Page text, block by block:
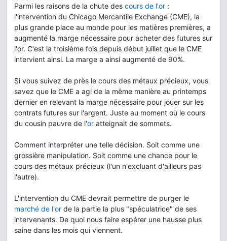
Parmi les raisons de la chute des cours de l'or :
l'intervention du Chicago Mercantile Exchange (CME), la
plus grande place au monde pour les matières premières, a
augmenté la marge nécessaire pour acheter des futures sur
l'or. C'est la troisième fois depuis début juillet que le CME
intervient ainsi. La marge a ainsi augmenté de 90%.
Si vous suivez de près le cours des métaux précieux, vous
savez que le CME a agi de la même manière au printemps
dernier en relevant la marge nécessaire pour jouer sur les
contrats futures sur l'argent. Juste au moment où le cours
du cousin pauvre de l'or atteignait de sommets.
Comment interpréter une telle décision. Soit comme une
grossière manipulation. Soit comme une chance pour le
cours des métaux précieux (l'un n'excluant d'ailleurs pas
l'autre).
L'intervention du CME devrait permettre de purger le
marché de l'or de la partie la plus "spéculatrice" de ses
intervenants. De quoi nous faire espérer une hausse plus
saine dans les mois qui viennent.